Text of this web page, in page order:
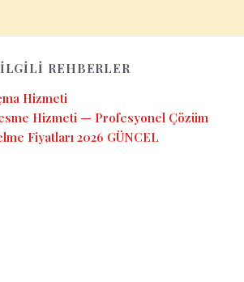
REHBERLER
Hizmeti
Hizmeti — Profesyonel Çözüm
Fiyatları 2026 GÜNCEL